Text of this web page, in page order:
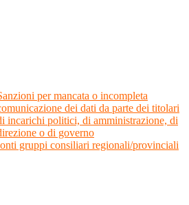
per mancata o incompleta
dei dati da parte dei titolari
incarichi politici, di amministrazione, di
o di governo
gruppi consiliari regionali/provinciali